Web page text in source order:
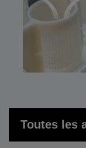
Toutes les